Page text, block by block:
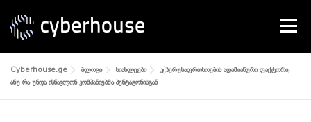
content
Menu
SERVICES ABOUT US
Cyberhouse.ge ბლოგი სიახლეები
კიბერუსაფრთხოების ადამიანური ფაქტორი,
ანუ რა უნდა ისწავლონ კომპანიებმა პენტაგონისგან